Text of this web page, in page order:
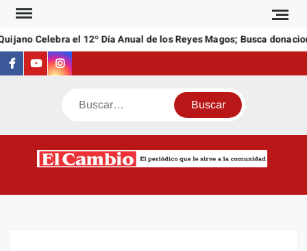
Saltar
contenidoCelebra el 12º Día Anual de los Reyes Magos; Busca
Facebook
YoutubeInstagram
Buscar